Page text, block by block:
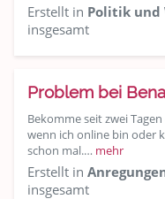
Erstellt in Politik und
insgesamt
Problem bei
Bekomme seit zwei
wenn ich online bin oder
schon mal.… mehr
Erstellt in
insgesamt